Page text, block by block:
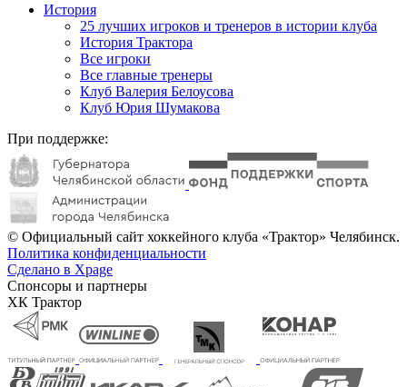
История
25 лучших игроков и тренеров в истории клуба
История Трактора
Все игроки
Все главные тренеры
Клуб Валерия Белоусова
Клуб Юрия Шумакова
При поддержке:
© Официальный сайт хоккейного клуба «Трактор» Челябинск.
Политика конфиденциальности
Сделано в Xpage
Спонсоры и партнеры
ХК Трактор